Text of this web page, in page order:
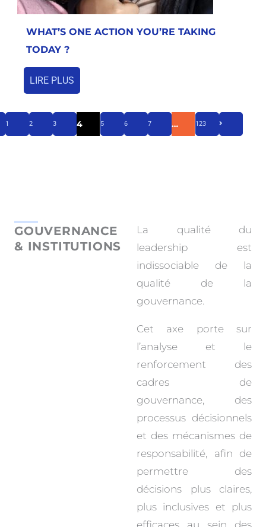
WHAT’S ONE ACTION YOU’RE TAKING
TODAY ?
LIRE PLUS
1 2 3 4 5 6 7 … 123
GOUVERNANCE
& INSTITUTIONS
La qualité du
leadership est
indissociable de la
qualité de la
gouvernance.
Cet axe porte sur
l’analyse et le
renforcement des
cadres de
gouvernance, des
processus décisionnels
et des mécanismes de
responsabilité, afin de
permettre des
décisions plus claires,
plus inclusives et plus
efficaces au sein des